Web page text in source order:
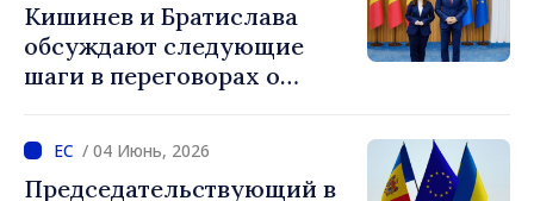
Кишинев и Братислава
обсуждают следующие
шаги в переговорах о
/ 04 Июнь, 2026
Председательствующий в